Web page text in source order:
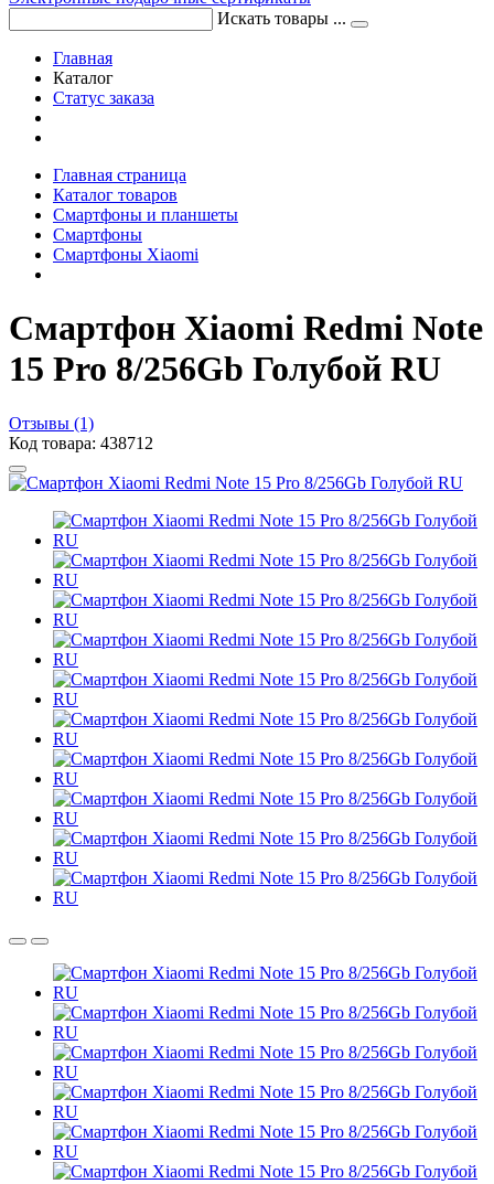
Искать товары ...
Главная
Каталог
Статус заказа
Главная страница
Каталог товаров
Смартфоны и планшеты
Смартфоны
Смартфоны Xiaomi
Смартфон Xiaomi Redmi Note
15 Pro 8/256Gb Голубой RU
Отзывы (1)
Код товара: 438712